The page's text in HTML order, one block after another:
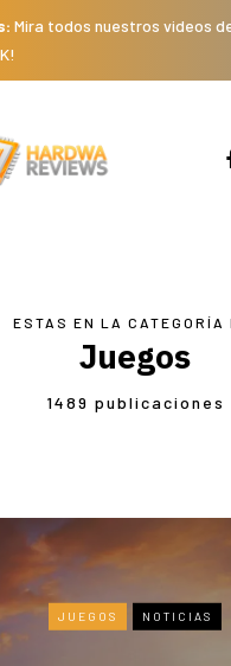
Mira todos nuestros videos
ESTAS EN LA CATEGORÍA
Juegos
1489 publicaciones
JUEGOS NOTICIAS